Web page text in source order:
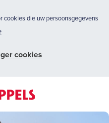
cookies die uw persoonsgegevens
cookies